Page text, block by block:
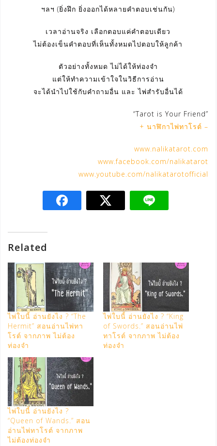
ฯลฯ (ยิ่งฝึก ยิ่งออกได้หลายคำตอบเช่นกัน)
เวลาอ่านจริง เลือกตอบแค่คำตอบเดียว
ไม่ต้องเข็นคำตอบที่เห็นทั้งหมดไปตอบให้ลูกค้า
ตัวอย่างทั้งหมด ไม่ได้ให้ท่องจำ
แต่ให้ทำความเข้าใจในวิธีการอ่าน
จะได้นำไปใช้กับคำถามอื่น และ ไพ่สำรับอื่นได้
“Tarot is Your Friend”
+ นาฬิกาไพ่ทาโรต์ –
www.nalikatarot.com
www.facebook.com/nalikatarot
www.youtube.com/nalikatarotofficial
Related
ไพ่ใบนี้ อ่านยังไง ? “The
Hermit” สอนอ่านไพ่ทา
โรต์ จากภาพ ไม่ต้อง
ท่องจำ
ไพ่ใบนี้ อ่านยังไง ? “King
of Swords.” สอนอ่านไพ่
ทาโรต์ จากภาพ ไม่ต้อง
ท่องจำ
ไพ่ใบนี้ อ่านยังไง ?
“Queen of Wands.” สอน
อ่านไพ่ทาโรต์ จากภาพ
ไม่ต้องท่องจำ